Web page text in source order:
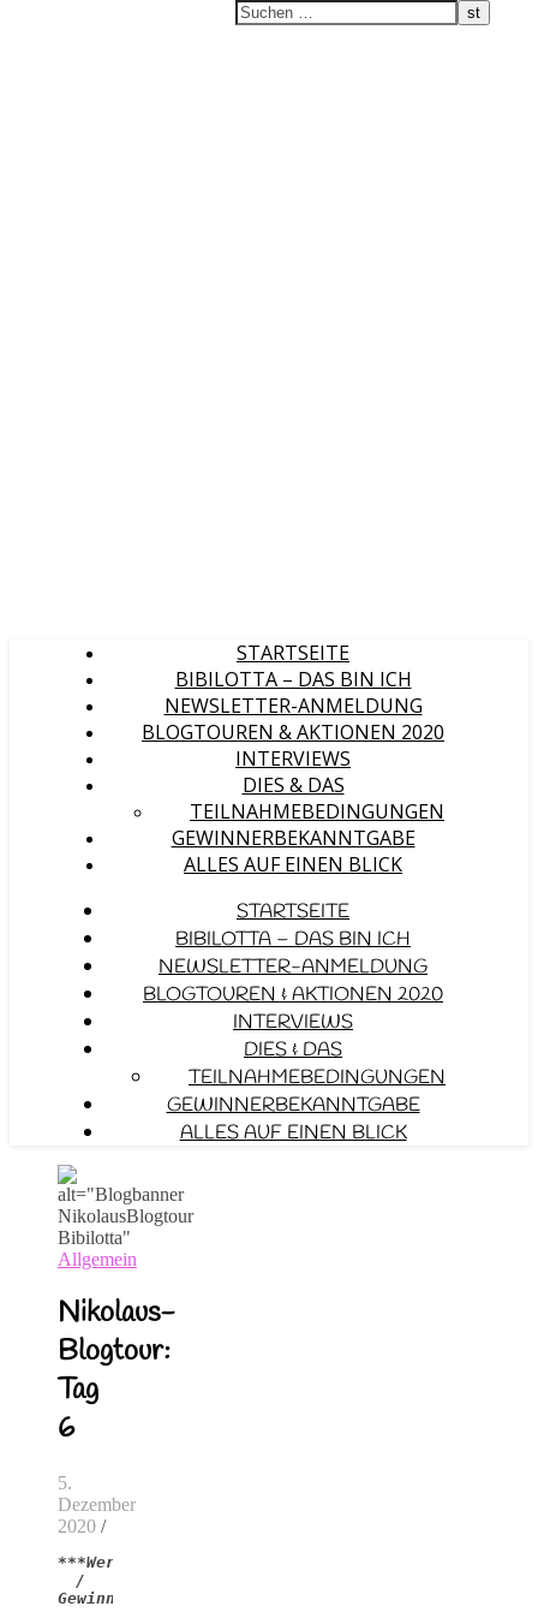
STARTSEITE
BIBILOTTA – DAS BIN ICH
NEWSLETTER-ANMELDUNG
BLOGTOUREN & AKTIONEN 2020
INTERVIEWS
DIES & DAS
TEILNAHMEBEDINGUNGEN
GEWINNERBEKANNTGABE
ALLES AUF EINEN BLICK
STARTSEITE
BIBILOTTA – DAS BIN ICH
NEWSLETTER-ANMELDUNG
BLOGTOUREN & AKTIONEN 2020
INTERVIEWS
DIES & DAS
TEILNAHMEBEDINGUNGEN
GEWINNERBEKANNTGABE
ALLES AUF EINEN BLICK
Allgemein
Nikolaus-
Blogtour:
Tag
6
5.
Dezember
2020 /
***Werbung
/
Gewinnspiel***